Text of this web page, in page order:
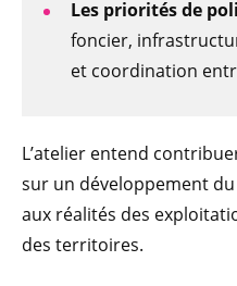
Les priorités de
foncier,
et coordination
L’atelier entend
sur un développement du
aux réalités des
des territoires.